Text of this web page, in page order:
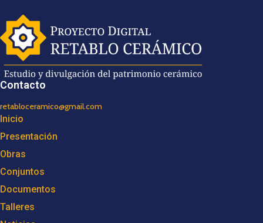
Contacto
retabloceramico@gmail.com
Inicio
Presentación
Obras
Conjuntos
Documentos
Talleres